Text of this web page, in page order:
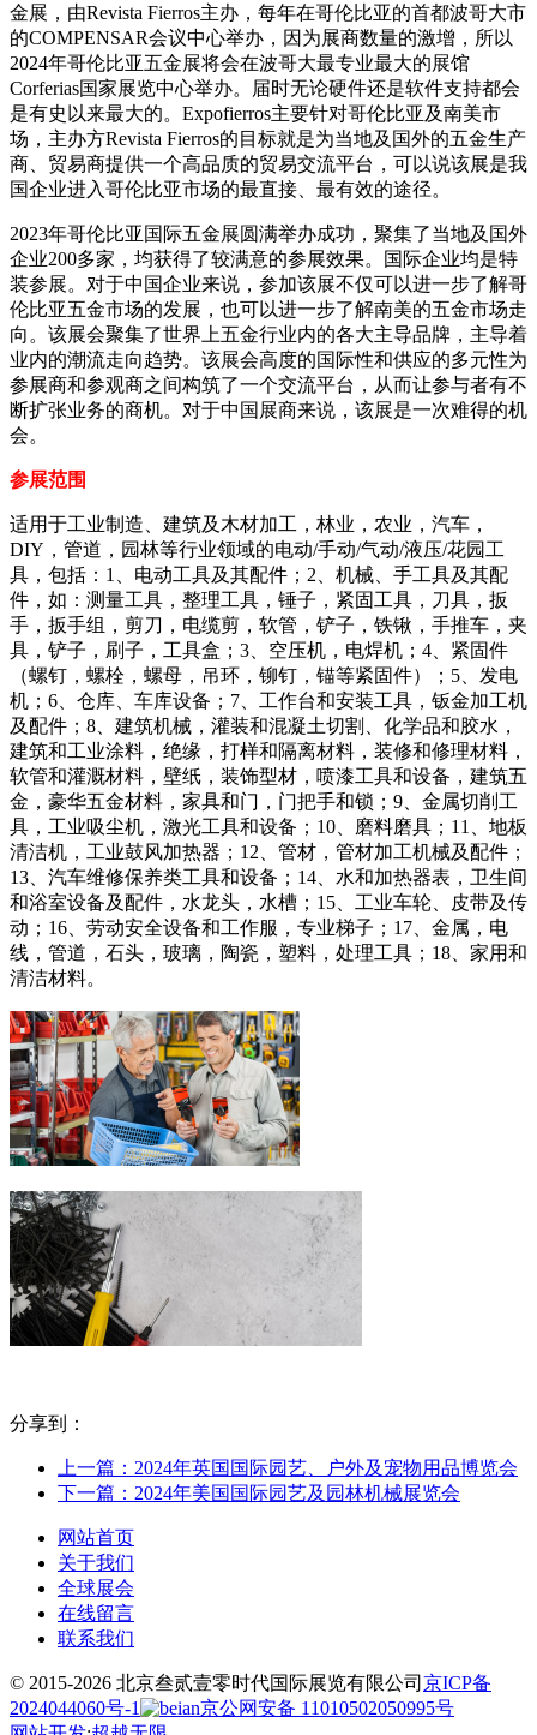
金展，由Revista Fierros主办，每年在哥伦比亚的首都波哥大市
的COMPENSAR会议中心举办，因为展商数量的激增，所以
2024年哥伦比亚五金展将会在波哥大最专业最大的展馆
Corferias国家展览中心举办。届时无论硬件还是软件支持都会
是有史以来最大的。Expofierros主要针对哥伦比亚及南美市
场，主办方Revista Fierros的目标就是为当地及国外的五金生产
商、贸易商提供一个高品质的贸易交流平台，可以说该展是我
国企业进入哥伦比亚市场的最直接、最有效的途径。
2023年哥伦比亚国际五金展圆满举办成功，聚集了当地及国外
企业200多家，均获得了较满意的参展效果。国际企业均是特
装参展。对于中国企业来说，参加该展不仅可以进一步了解哥
伦比亚五金市场的发展，也可以进一步了解南美的五金市场走
向。该展会聚集了世界上五金行业内的各大主导品牌，主导着
业内的潮流走向趋势。该展会高度的国际性和供应的多元性为
参展商和参观商之间构筑了一个交流平台，从而让参与者有不
断扩张业务的商机。对于中国展商来说，该展是一次难得的机
会。
参展范围
适用于工业制造、建筑及木材加工，林业，农业，汽车，
DIY，管道，园林等行业领域的电动/手动/气动/液压/花园工
具，包括：1、电动工具及其配件；2、机械、手工具及其配
件，如：测量工具，整理工具，锤子，紧固工具，刀具，扳
手，扳手组，剪刀，电缆剪，软管，铲子，铁锹，手推车，夹
具，铲子，刷子，工具盒；3、空压机，电焊机；4、紧固件
（螺钉，螺栓，螺母，吊环，铆钉，锚等紧固件）；5、发电
机；6、仓库、车库设备；7、工作台和安装工具，钣金加工机
及配件；8、建筑机械，灌装和混凝土切割、化学品和胶水，
建筑和工业涂料，绝缘，打样和隔离材料，装修和修理材料，
软管和灌溉材料，壁纸，装饰型材，喷漆工具和设备，建筑五
金，豪华五金材料，家具和门，门把手和锁；9、金属切削工
具，工业吸尘机，激光工具和设备；10、磨料磨具；11、地板
清洁机，工业鼓风加热器；12、管材，管材加工机械及配件；
13、汽车维修保养类工具和设备；14、水和加热器表，卫生间
和浴室设备及配件，水龙头，水槽；15、工业车轮、皮带及传
动；16、劳动安全设备和工作服，专业梯子；17、金属，电
线，管道，石头，玻璃，陶瓷，塑料，处理工具；18、家用和
清洁材料。
分享到：
上一篇：2024年英国国际园艺、户外及宠物用品博览会
下一篇：2024年美国国际园艺及园林机械展览会
网站首页
关于我们
全球展会
在线留言
联系我们
© 2015-2026 北京叁贰壹零时代国际展览有限公司 京ICP备
2024044060号-1
京公网安备 11010502050995号